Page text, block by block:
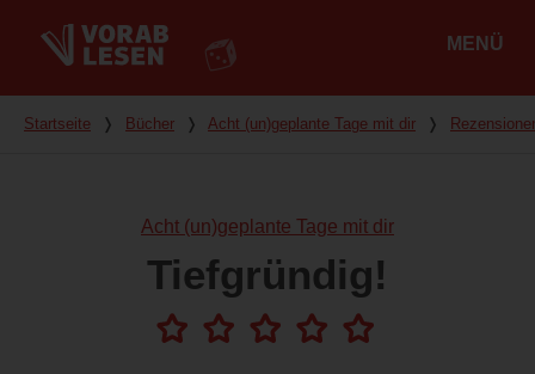
MENÜ
Du bist hier
Startseite ❭ Bücher ❭ Acht (un)geplante Tage mit dir ❭
Acht (un)geplante Tage mit dir
Tiefgründig!